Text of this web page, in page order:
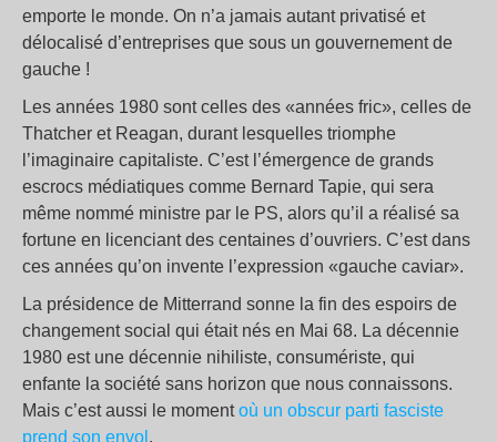
emporte le monde. On n’a jamais autant privatisé et
délocalisé d’entreprises que sous un gouvernement de
gauche !
Les années 1980 sont celles des «années fric», celles de
Thatcher et Reagan, durant lesquelles triomphe
l’imaginaire capitaliste. C’est l’émergence de grands
escrocs médiatiques comme Bernard Tapie, qui sera
même nommé ministre par le PS, alors qu’il a réalisé sa
fortune en licenciant des centaines d’ouvriers. C’est dans
ces années qu’on invente l’expression «gauche caviar».
La présidence de Mitterrand sonne la fin des espoirs de
changement social qui était nés en Mai 68. La décennie
1980 est une décennie nihiliste, consumériste, qui
enfante la société sans horizon que nous connaissons.
Mais c’est aussi le momentoù un obscur parti fasciste
prend son envol .